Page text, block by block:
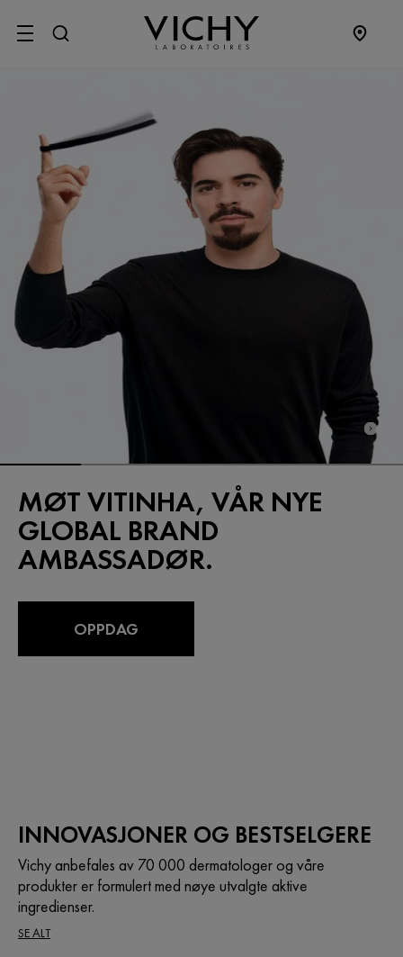
SITE MENU
MØT VITINHA, VÅR NYE
GLOBAL BRAND
AMBASSADØR.
OPPDAG
INNOVASJONER OG BESTSELGERE
Vichy anbefales av 70 000 dermatologer og våre
produkter er formulert med nøye utvalgte aktive
ingredienser.
SE ALT